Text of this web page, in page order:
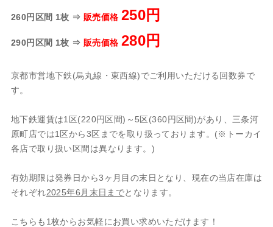
260円区間 1枚 ⇒ 販売価格250円
290円区間 1枚 ⇒ 販売価格280円
京都市営地下鉄(烏丸線・東西線)でご利用いただける回数券で
す。
地下鉄運賃は1区(220円区間)～5区(360円区間)があり、三条河
原町店では1区から3区までを取り扱っております。 (※トーカイ
各店で取り扱い区間は異なります。)
有効期限は発券日から3ヶ月目の末日となり、現在の当店在庫は
それぞれ2025年6月末日までとなります。
こちらも1枚からお気軽にお買い求めいただけます！